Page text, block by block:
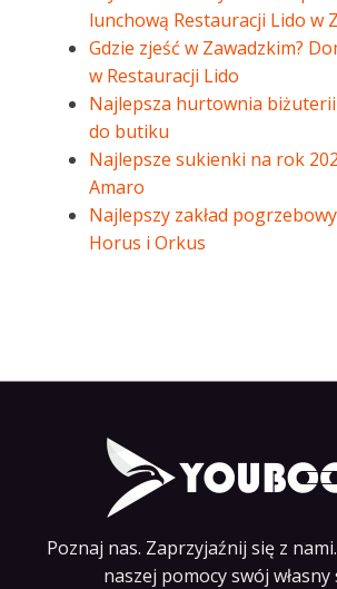
lunchową Restauracji Lido w
Gdzie zjeść w Zawadzkim?
w Restauracji Lido
Najlepsza hurtownia
do butiku
Najlepsze sukienki na rok
Amaro
Najlepszy zakład
Horus i Orkus
Poznaj nas. Zaprzyjaźnij się z
naszej pomocy swój własny